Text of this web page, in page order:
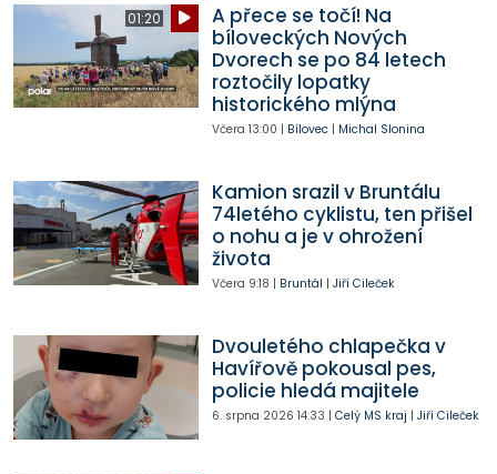
01:20
A přece se točí! Na
bíloveckých Nových
Dvorech se po 84 letech
roztočily lopatky
historického mlýna
Včera 13:00 | Bílovec| Michal Slonina
Kamion srazil v Bruntálu
74letého cyklistu, ten přišel
o nohu a je v ohrožení
života
Včera 9:18 | Bruntál | Jiří Cileček
Dvouletého chlapečka v
Havířově pokousal pes,
policie hledá majitele
6. srpna 2026 14:33 | Celý MS kraj | Jiří Cileček